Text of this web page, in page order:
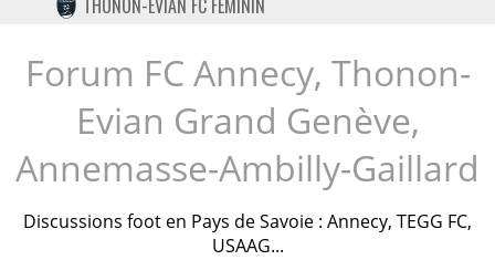
TWITTER
INSTAGRAM
THONON-EVIAN FC FÉMININ
Forum FC Annecy, Thonon-
Evian Grand Genève,
Annemasse-Ambilly-Gaillard
Discussions foot en Pays de Savoie : Annecy, TEGG FC,
USAAG...